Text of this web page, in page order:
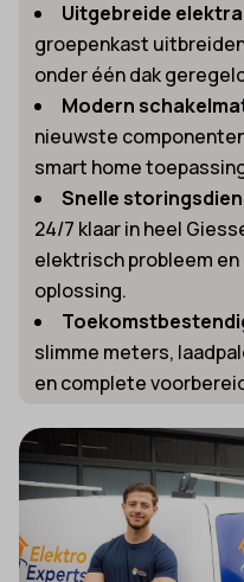
Uitgebreide
groepenkast
onder één dak
Modern
nieuwste
smart home
Snelle
24/7 klaar in heel
elektrisch probleem
oplossing.
slimme meters,
en complete